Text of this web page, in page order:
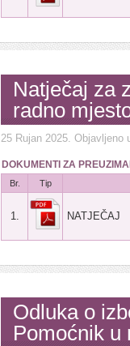
Natječaj za
radno
25 Rujan 2025. Objavljeno
DOKUMENTI ZA
Br. Tip
1. NATJEČAJ
Odluka o
Pomoćnik u